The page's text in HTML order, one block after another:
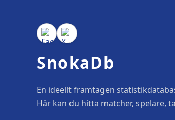
SnokaDb
En ideellt framtagen
Här kan du hitta matcher, spelare,